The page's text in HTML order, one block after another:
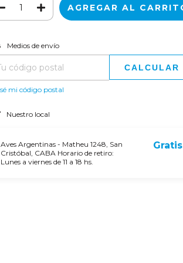
para el CP:
Medios de envío
CALCULAR
mi código postal
Nuestro local
Aves Argentinas - Matheu 1248, San
Cristóbal, CABA Horario de retiro:
Lunes a viernes de 11 a 18 hs.
Gratis